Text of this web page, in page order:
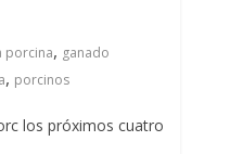
porcina, ganado
, porcinos
los próximos cuatro